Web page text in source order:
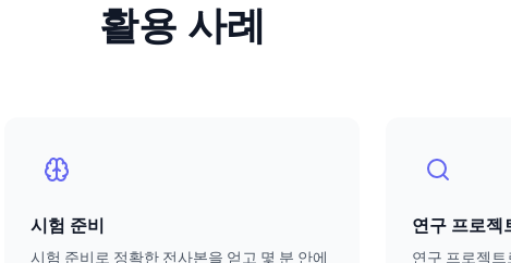
활용 사례
시험 준비
시험 준비로 정확한 전사본을 얻고 몇 분 안에
연구 프로젝
연구 프로젝